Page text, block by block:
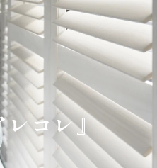
レコレ』